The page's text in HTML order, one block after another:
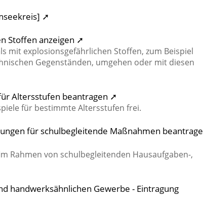
➚
Stoffen anzeigen ➚
mit explosionsgefährlichen Stoffen, zum Beispiel
Gegenständen, umgehen oder mit diesen
Altersstufen beantragen ➚
für bestimmte Altersstufen frei.
für schulbegleitende Maßnahmen
Rahmen von schulbegleitenden Hausaufgaben-,
handwerksähnlichen Gewerbe - Eintragung